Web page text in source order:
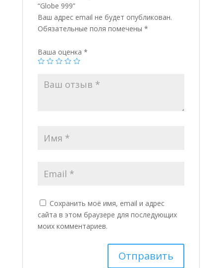
“Globe 999”
Ваш адрес email не будет опубликован.
Обязательные поля помечены *
Ваша оценка *
Сохранить моё имя, email и адрес
сайта в этом браузере для последующих
моих комментариев.